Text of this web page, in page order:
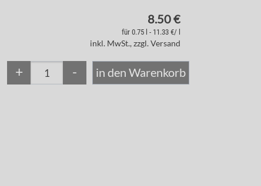
8.50 €
für 0.75 l - 11.33 €/ l
inkl. MwSt., zzgl. Versand
+ - in den Warenkorb